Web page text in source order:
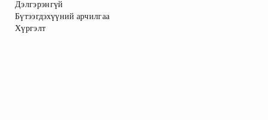
Дэлгэрэнгүй
Бүтээгдэхүүний арчилгаа
Хүргэлт